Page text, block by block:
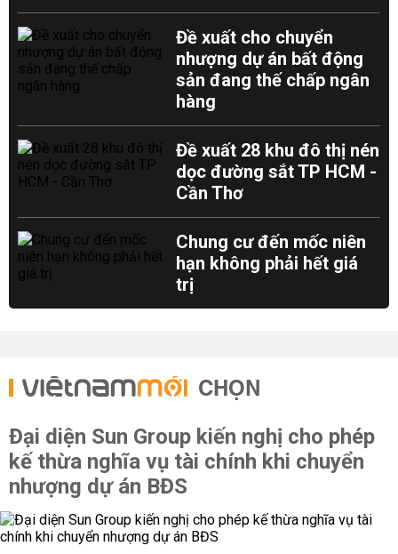
Đề xuất cho chuyển
nhượng dự án bất động
sản đang thế chấp ngân
hàng
Đề xuất 28 khu đô thị nén
dọc đường sắt TP HCM -
Cần Thơ
Chung cư đến mốc niên
hạn không phải hết giá
trị
CHỌN
Đại diện Sun Group kiến nghị cho phép
kế thừa nghĩa vụ tài chính khi chuyển
nhượng dự án BĐS